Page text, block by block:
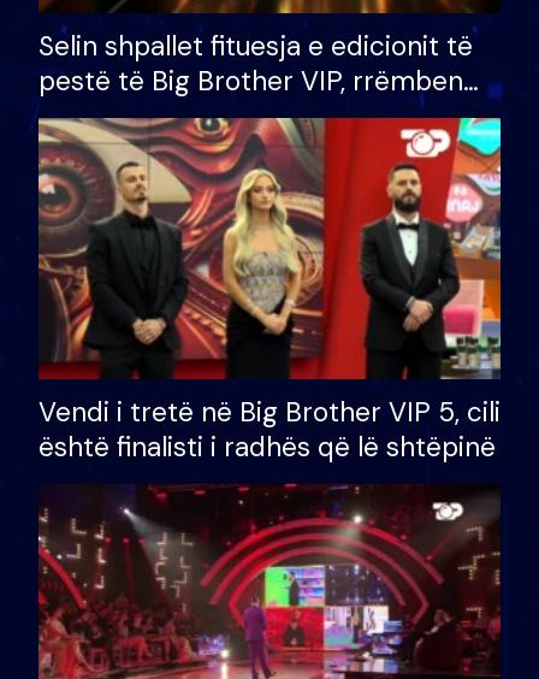
Selin shpallet fituesja e edicionit të
pestë të Big Brother VIP, rrëmben
çmimin e madh prej 100 mijë eurosh
Vendi i tretë në Big Brother VIP 5, cili
është finalisti i radhës që lë shtëpinë